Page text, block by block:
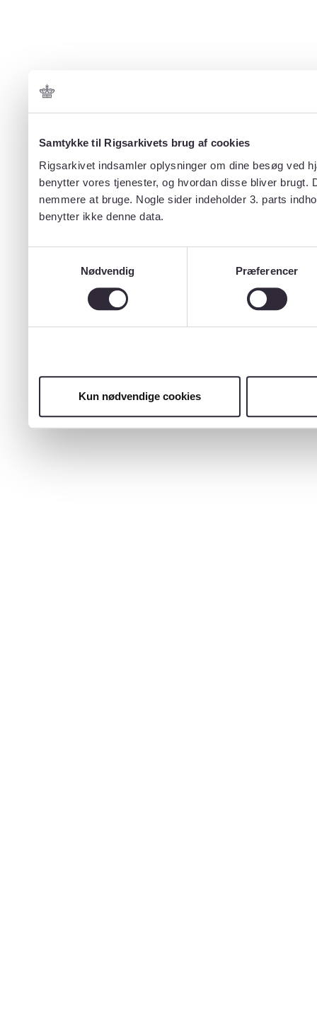
Samtykke til Rigsarkivets brug af cookies
Rigsarkivet indsamler oplysninger om dine besøg ved
benytter vores tjenester, og hvordan disse bliver
nemmere at bruge. Nogle sider indeholder 3. parts
benytter ikke denne data.
Nødvendig
Præferencer
Kun nødvendige cookies